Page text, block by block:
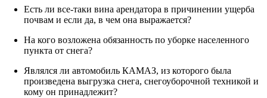
Есть ли все-таки вина арендатора в причинении ущерба
почвам и если да, в чем она выражается?
На кого возложена обязанность по уборке населенного
пункта от снега?
Являлся ли автомобиль КАМАЗ, из которого была
произведена выгрузка снега, снегоуборочной техникой и
кому он принадлежит?